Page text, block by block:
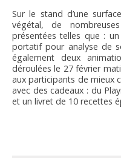
Sur le stand d’une
végétal, de
présentées telles que :
portatif pour analyse de
également deux
déroulées le 27 février
aux participants de mieux
avec des cadeaux : du
et un livret de 10 recettes